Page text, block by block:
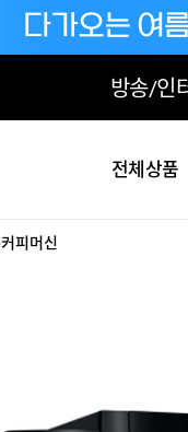
방송/인
전체상품
커피머신